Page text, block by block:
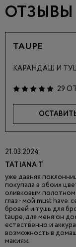
ОТЗЫВЫ
TAUPE
КАРАНДАШ И
29
21.03.2024
TATIANA T
уже давняя
покупала в обоих
оливковым
глаз - мой must have.
бровей и тушь для
taupe, для меня он
естественно и
возможность в
макияж.